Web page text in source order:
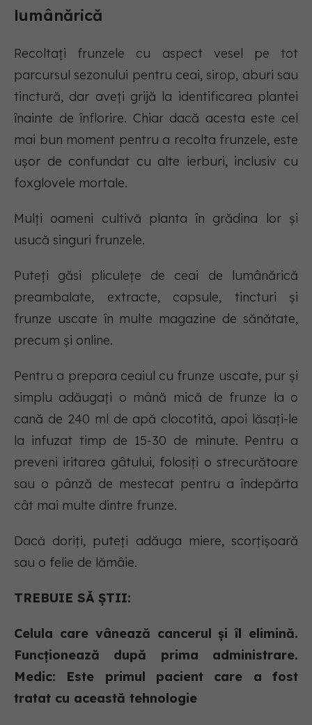
lumânărică
Recoltați frunzele cu aspect vesel pe tot
parcursul sezonului pentru ceai, sirop, aburi sau
tinctură, dar aveți grijă la identificarea plantei
înainte de înflorire. Chiar dacă acesta este cel
mai bun moment pentru a recolta frunzele, este
ușor de confundat cu alte ierburi, inclusiv cu
foxglovele mortale.
Mulți oameni cultivă planta în grădina lor și
usucă singuri frunzele.
Puteți găsi pliculețe de ceai de lumânărică
preambalate, extracte, capsule, tincturi și
frunze uscate în multe magazine de sănătate,
precum și online.
Pentru a prepara ceaiul cu frunze uscate, pur și
simplu adăugați o mână mică de frunze la o
cană de 240 ml de apă clocotită, apoi lăsați-le
la infuzat timp de 15-30 de minute. Pentru a
preveni iritarea gâtului, folosiți o strecurătoare
sau o pânză de mestecat pentru a îndepărta
cât mai multe dintre frunze.
Dacă doriți, puteți adăuga miere, scorțișoară
sau o felie de lămâie.
TREBUIE SĂ ȘTII:
Celula care vânează cancerul și îl elimină.
Funcționează după prima administrare.
Medic: Este primul pacient care a fost
tratat cu această tehnologie